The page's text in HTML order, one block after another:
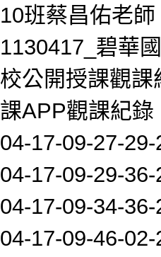
10班蔡昌佑老
1130417_碧華
校公開授課觀
課APP觀課紀
04-17-09-27-
04-17-09-29-
04-17-09-34-
04-17-09-46-